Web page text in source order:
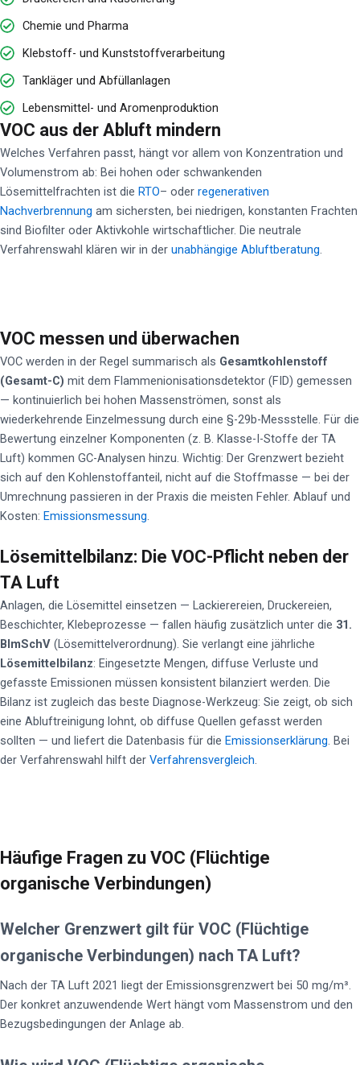
Chemie und Pharma
Klebstoff- und Kunststoffverarbeitung
Tankläger und Abfüllanlagen
Lebensmittel- und Aromenproduktion
VOC aus der Abluft mindern
Welches Verfahren passt, hängt vor allem von Konzentration und
Volumenstrom ab: Bei hohen oder schwankenden
Lösemittelfrachten ist die RTO– oder regenerativen
Nachverbrennung am sichersten, bei niedrigen, konstanten Frachten
sind Biofilter oder Aktivkohle wirtschaftlicher. Die neutrale
Verfahrenswahl klären wir in der unabhängige Abluftberatung.
VOC messen und überwachen
VOC werden in der Regel summarisch als Gesamtkohlenstoff
(Gesamt-C) mit dem Flammenionisationsdetektor (FID) gemessen
— kontinuierlich bei hohen Massenströmen, sonst als
wiederkehrende Einzelmessung durch eine §-29b-Messstelle. Für die
Bewertung einzelner Komponenten (z. B. Klasse-I-Stoffe der TA
Luft) kommen GC-Analysen hinzu. Wichtig: Der Grenzwert bezieht
sich auf den Kohlenstoffanteil, nicht auf die Stoffmasse — bei der
Umrechnung passieren in der Praxis die meisten Fehler. Ablauf und
Kosten: Emissionsmessung.
Lösemittelbilanz: Die VOC-Pflicht neben der
TA Luft
Anlagen, die Lösemittel einsetzen — Lackierereien, Druckereien,
Beschichter, Klebeprozesse — fallen häufig zusätzlich unter die 31.
BImSchV (Lösemittelverordnung). Sie verlangt eine jährliche
Lösemittelbilanz: Eingesetzte Mengen, diffuse Verluste und
gefasste Emissionen müssen konsistent bilanziert werden. Die
Bilanz ist zugleich das beste Diagnose-Werkzeug: Sie zeigt, ob sich
eine Abluftreinigung lohnt, ob diffuse Quellen gefasst werden
sollten — und liefert die Datenbasis für die Emissionserklärung. Bei
der Verfahrenswahl hilft der Verfahrensvergleich.
Häufige Fragen zu VOC (Flüchtige
organische Verbindungen)
Welcher Grenzwert gilt für VOC (Flüchtige
organische Verbindungen) nach TA Luft?
Nach der TA Luft 2021 liegt der Emissionsgrenzwert bei 50 mg/m³.
Der konkret anzuwendende Wert hängt vom Massenstrom und den
Bezugsbedingungen der Anlage ab.